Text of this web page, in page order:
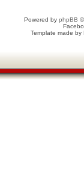
Powered by phpBB
Template made by